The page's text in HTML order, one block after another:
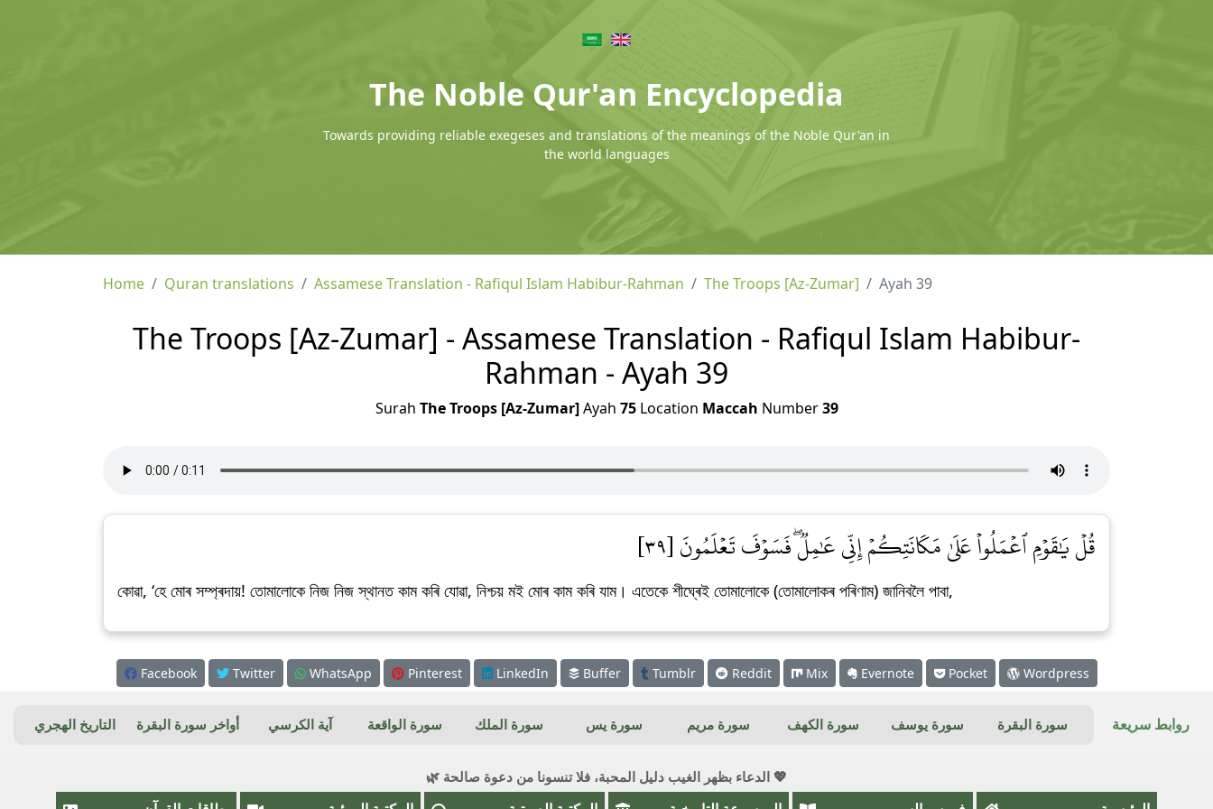
The Noble Qur'an Encyclopedia
Towards providing reliable exegeses and translations of the meanings of the Noble Qur'an in
the world languages
Home Quran translations Assamese Translation - Rafiqul Islam Habibur-Rahman The Troops [Az-Zumar] Ayah 39
The Troops [Az-Zumar] - Assamese Translation - Rafiqul Islam Habibur-
Rahman - Ayah 39
Surah The Troops [Az-Zumar]Ayah 75Location Maccah Number39
قُلۡ يَٰقَوۡمِ ٱعۡمَلُواْ عَلَىٰ مَكَانَتِكُمۡ إِنِّي عَٰمِلٞۖ فَسَوۡفَ تَعۡلَمُونَ [٣٩]
কোৱা, ‘হে মোৰ সম্প্ৰদায়! তোমালোকে নিজ নিজ স্থানত কাম কৰি যোৱা, নিশ্চয় মই মোৰ কাম কৰি যাম। এতেকে শীঘ্ৰেই তোমালোকে (তোমালোকৰ পৰিণাম) জানিবলৈ পাবা,
Facebook Twitter WhatsApp Pinterest LinkedIn Buffer Tumblr Reddit Mix Evernote Pocket Wordpress
روابط سريعة سورة البقرة سورة يوسف سورة الكهف سورة مريم سورة يس سورة الملك سورة الواقعة آية الكرسي أواخر سورة البقرة التاريخ الهجري
💖 الدعاء بظهر الغيب دليل المحبة، فلا تنسونا من دعوة صالحة 🌿